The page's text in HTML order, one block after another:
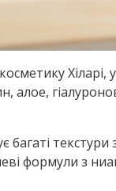
Хіларі,
алое,
багаті
формули з